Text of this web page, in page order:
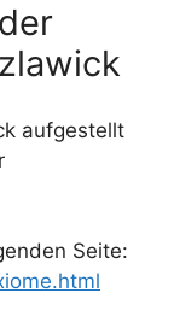
aufgestellt
Seite: